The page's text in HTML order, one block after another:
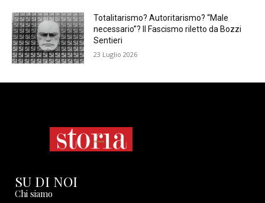
Totalitarismo? Autoritarismo? “Male
necessario”? Il Fascismo riletto da Bozzi
Sentieri
23 Luglio 2026
SU DI NOI
Chi siamo